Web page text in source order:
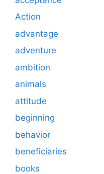
Action
advantage
adventure
ambition
animals
attitude
beginning
behavior
beneficiaries
books